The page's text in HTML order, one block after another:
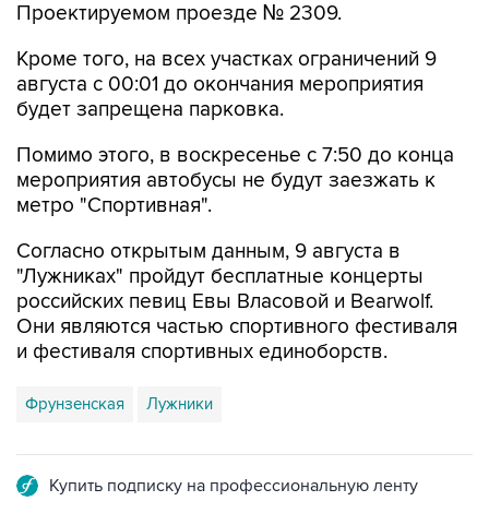
Проектируемом проезде № 2309.
Кроме того, на всех участках ограничений 9
августа с 00:01 до окончания мероприятия
будет запрещена парковка.
Помимо этого, в воскресенье с 7:50 до конца
мероприятия автобусы не будут заезжать к
метро "Спортивная".
Согласно открытым данным, 9 августа в
"Лужниках" пройдут бесплатные концерты
российских певиц Евы Власовой и Bearwolf.
Они являются частью спортивного фестиваля
и фестиваля спортивных единоборств.
Фрунзенская Лужники
Купить подписку на профессиональную ленту